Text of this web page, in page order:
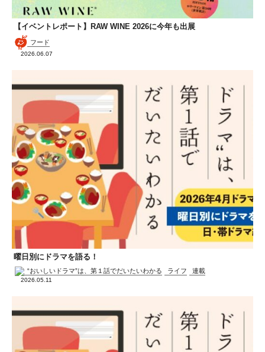
【イベントレポート】RAW WINE 2026に今年も出展
フード
2026.06.07
曜日別にドラマを語る！
“おいしいドラマ”は、第１話でだいたいわかる ライフ 連載
2026.05.11